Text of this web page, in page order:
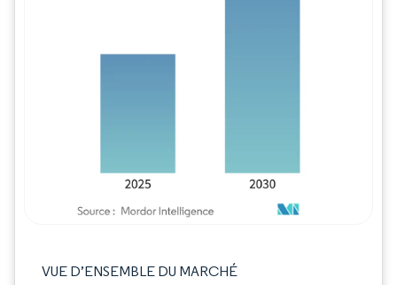
VUE D’ENSEMBLE DU MARCHÉ